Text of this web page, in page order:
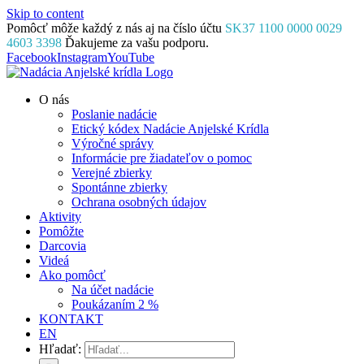
Skip to content
Pomôcť môže každý z nás aj na číslo účtu SK37 1100 0000 0029
4603 3398 Ďakujeme za vašu podporu.
FacebookInstagramYouTube
O nás
Poslanie nadácie
Etický kódex Nadácie Anjelské Krídla
Výročné správy
Informácie pre žiadateľov o pomoc
Verejné zbierky
Spontánne zbierky
Ochrana osobných údajov
Aktivity
Pomôžte
Darcovia
Videá
Ako pomôcť
Na účet nadácie
Poukázaním 2 %
KONTAKT
EN
Hľadať: